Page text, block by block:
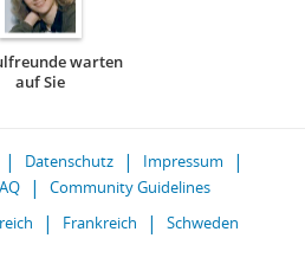
warten
auf Sie
Datenschutz
Impressum
Community Guidelines
Frankreich Schweden